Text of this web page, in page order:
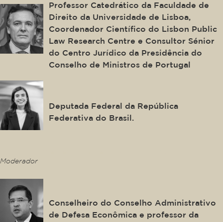
Professor Catedrático da Faculdade de
Direito da Universidade de Lisboa,
Coordenador Científico do Lisbon Public
Law Research Centre e Consultor Sénior
do Centro Jurídico da Presidência do
Conselho de Ministros de Portugal
Deputada Federal da República
Federativa do Brasil.
Moderador
Conselheiro do Conselho Administrativo
de Defesa Econômica e professor da